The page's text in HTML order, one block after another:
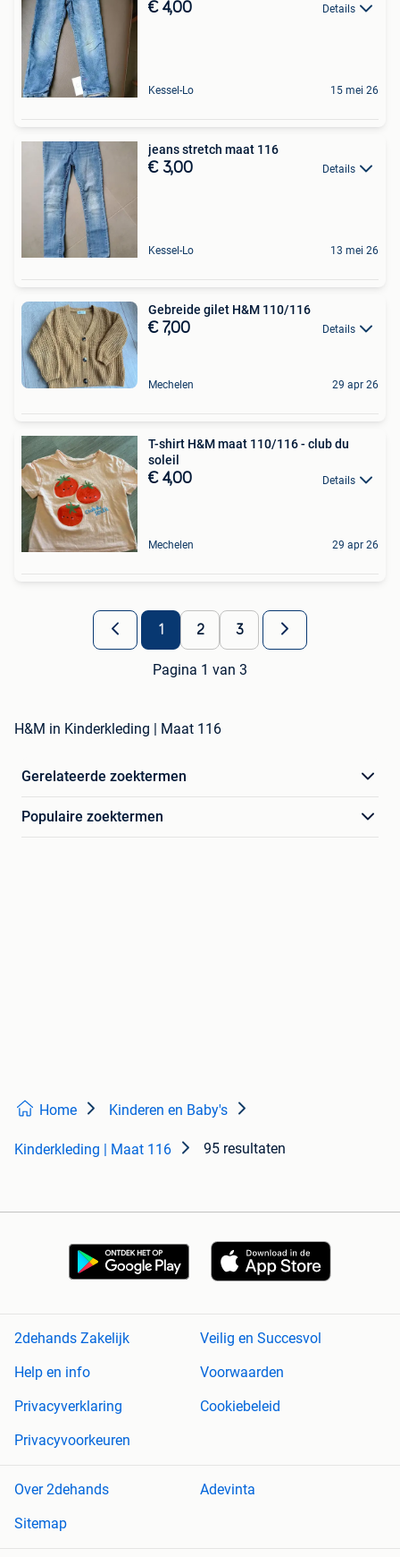
€ 4,00 Details
Kessel-Lo 15 mei 26
jeans stretch maat 116
€ 3,00 Details
Kessel-Lo 13 mei 26
Gebreide gilet H&M 110/116
€ 7,00 Details
Mechelen 29 apr 26
T-shirt H&M maat 110/116 - club du
soleil
€ 4,00 Details
Mechelen 29 apr 26
1 2 3
Pagina 1 van 3
H&M in Kinderkleding | Maat 116
Gerelateerde zoektermen
Populaire zoektermen
Home Kinderen en Baby's
Kinderkleding | Maat 116 95 resultaten
2dehands Zakelijk
Veilig en Succesvol
Help en info
Voorwaarden
Privacyverklaring
Cookiebeleid
Privacyvoorkeuren
Over 2dehands
Adevinta
Sitemap